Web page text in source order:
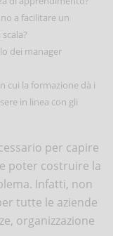
a facilitare un
dei manager
cui la formazione dà i
in linea con gli
per capire
poter costruire la
Infatti, non
tutte le aziende
organizzazione